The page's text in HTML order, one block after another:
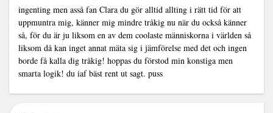
ingenting men asså fan Clara du gör alltid allting i rätt tid för att
uppmuntra mig, känner mig mindre tråkig nu när du också känner
så, för du är ju liksom en av dem coolaste människorna i världen så
liksom då kan inget annat mäta sig i jämförelse med det och ingen
borde få kalla dig tråkig! hoppas du förstod min konstiga men
smarta logik! du iaf bäst rent ut sagt. puss